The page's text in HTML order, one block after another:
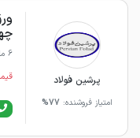
پرشین فولاد
امتیاز فروشنده: 77%
6 ماه پیش